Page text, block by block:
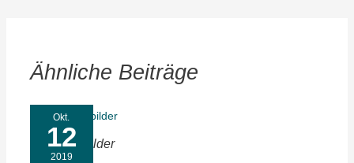
Ähnliche Beiträge
Okt.
12
2019
Symptombilder